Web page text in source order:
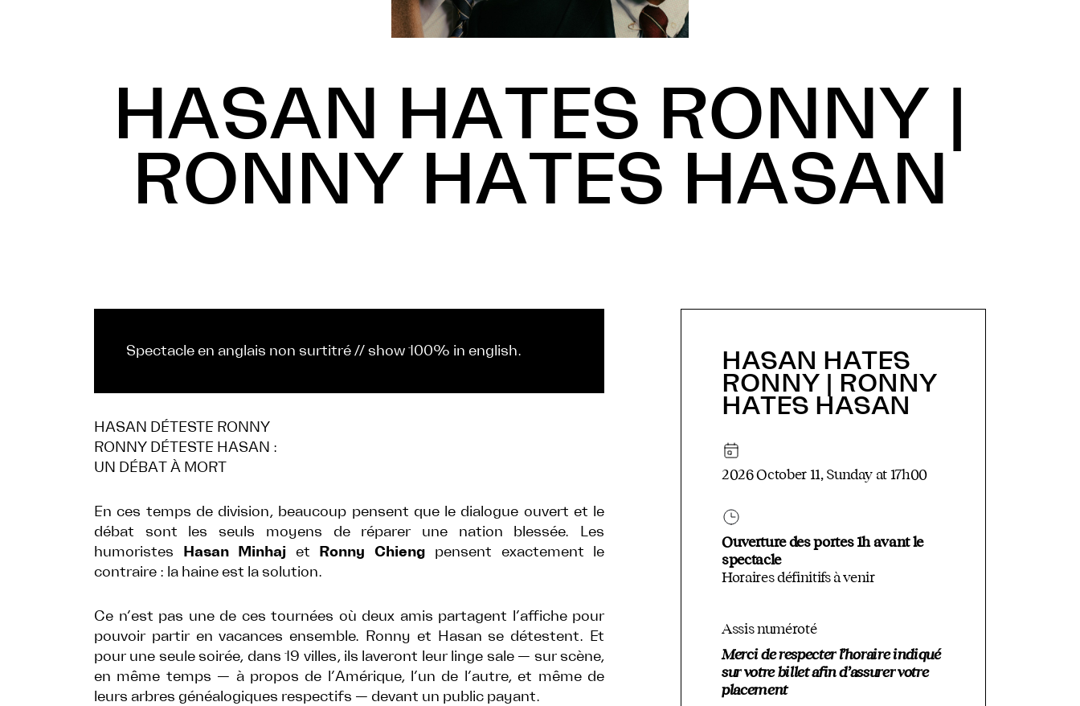
HASAN HATES RONNY |
RONNY HATES HASAN
Spectacle en anglais non surtitré // show 100% in english.
HASAN DÉTESTE RONNY
RONNY DÉTESTE HASAN :
UN DÉBAT À MORT
En ces temps de division, beaucoup pensent que le dialogue ouvert et le
débat sont les seuls moyens de réparer une nation blessée. Les
humoristes Hasan Minhaj et Ronny Chieng pensent exactement le
contraire : la haine est la solution.
Ce n’est pas une de ces tournées où deux amis partagent l’affiche pour
pouvoir partir en vacances ensemble. Ronny et Hasan se détestent. Et
pour une seule soirée, dans 19 villes, ils laveront leur linge sale — sur scène,
en même temps — à propos de l’Amérique, l’un de l’autre, et même de
leurs arbres généalogiques respectifs — devant un public payant.
HASAN HATES
RONNY | RONNY
HATES HASAN
2026 October 11, Sunday at 17h00
Ouverture des portes 1h avant le
spectacle
Horaires définitifs à venir
Assis numéroté
Merci de respecter l’horaire indiqué
sur votre billet afin d’assurer votre
placement